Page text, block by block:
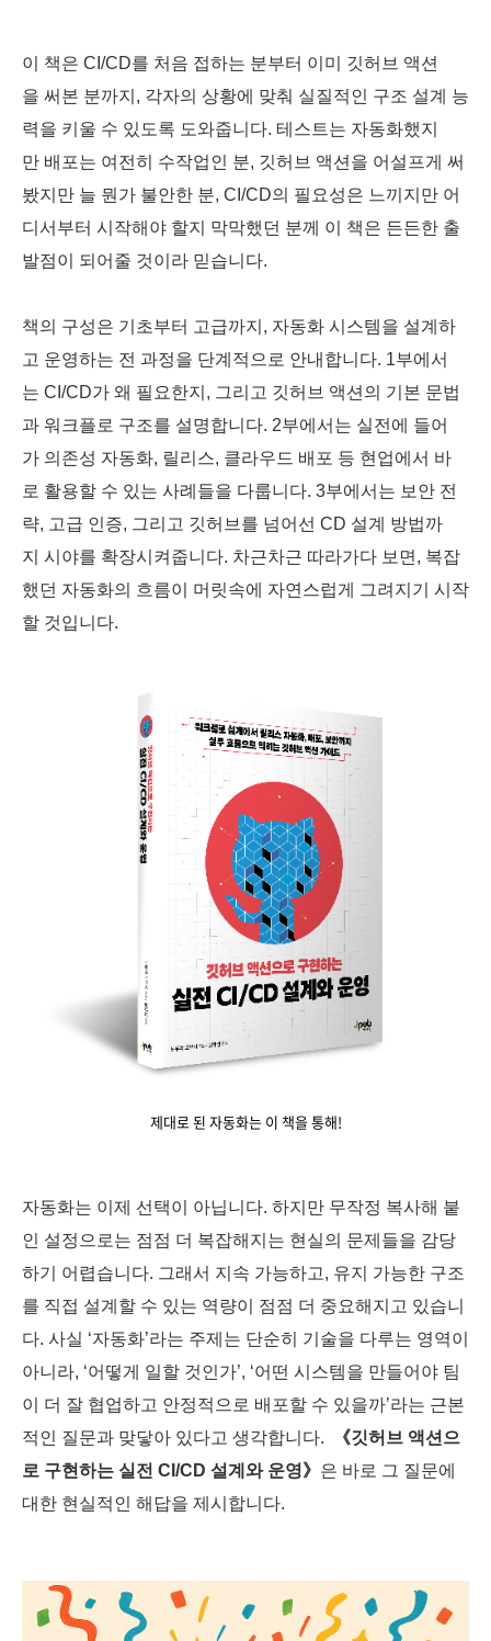
이 책은 CI/CD를 처음 접하는 분부터 이미 깃허브 액션
을 써본 분까지, 각자의 상황에 맞춰 실질적인 구조 설계 능
력을 키울 수 있도록 도와줍니다. 테스트는 자동화했지
만 배포는 여전히 수작업인 분, 깃허브 액션을 어설프게 써
봤지만 늘 뭔가 불안한 분, CI/CD의 필요성은 느끼지만 어
디서부터 시작해야 할지 막막했던 분께 이 책은 든든한 출
발점이 되어줄 것이라 믿습니다.
책의 구성은 기초부터 고급까지, 자동화 시스템을 설계하
고 운영하는 전 과정을 단계적으로 안내합니다. 1부에서
는 CI/CD가 왜 필요한지, 그리고 깃허브 액션의 기본 문법
과 워크플로 구조를 설명합니다. 2부에서는 실전에 들어
가 의존성 자동화, 릴리스, 클라우드 배포 등 현업에서 바
로 활용할 수 있는 사례들을 다룹니다. 3부에서는 보안 전
략, 고급 인증, 그리고 깃허브를 넘어선 CD 설계 방법까
지 시야를 확장시켜줍니다. 차근차근 따라가다 보면, 복잡
했던 자동화의 흐름이 머릿속에 자연스럽게 그려지기 시작
할 것입니다.
제대로 된 자동화는 이 책을 통해!
자동화는 이제 선택이 아닙니다. 하지만 무작정 복사해 붙
인 설정으로는 점점 더 복잡해지는 현실의 문제들을 감당
하기 어렵습니다. 그래서 지속 가능하고, 유지 가능한 구조
를 직접 설계할 수 있는 역량이 점점 더 중요해지고 있습니
다. 사실 ‘자동화’라는 주제는 단순히 기술을 다루는 영역이
아니라, ‘어떻게 일할 것인가’, ‘어떤 시스템을 만들어야 팀
이 더 잘 협업하고 안정적으로 배포할 수 있을까’라는 근본
적인 질문과 맞닿아 있다고 생각합니다.
《깃허브 액션으
로 구현하는 실전 CI/CD 설계와 운영》 은 바로 그 질문에
대한 현실적인 해답을 제시합니다.